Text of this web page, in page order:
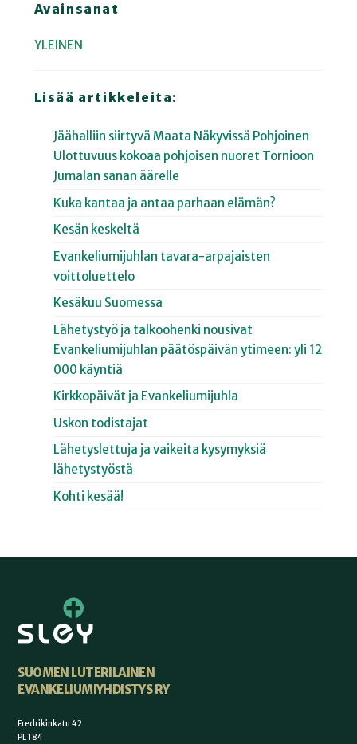
Avainsanat
YLEINEN
Lisää artikkeleita:
Jäähalliin siirtyvä Maata Näkyvissä Pohjoinen
Ulottuvuus kokoaa pohjoisen nuoret Tornioon
Jumalan sanan äärelle
Kuka kantaa ja antaa parhaan elämän?
Kesän keskeltä
Evankeliumijuhlan tavara-arpajaisten
voittoluettelo
Kesäkuu Suomessa
Lähetystyö ja talkoohenki nousivat
Evankeliumijuhlan päätöspäivän ytimeen: yli 12
000 käyntiä
Kirkkopäivät ja Evankeliumijuhla
Uskon todistajat
Lähetyslettuja ja vaikeita kysymyksiä
lähetystyöstä
Kohti kesää!
SUOMEN LUTERILAINEN
EVANKELIUMIYHDISTYS RY
Fredrikinkatu 42
PL 184